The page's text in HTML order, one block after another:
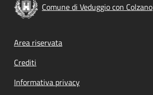
Comune di Veduggio con Colzano
Footer menu
Area riservata
Crediti
Informativa privacy